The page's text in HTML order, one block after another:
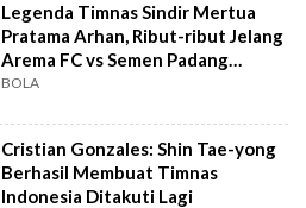
Legenda Timnas Sindir Mertua
Pratama Arhan, Ribut-ribut Jelang
Arema FC vs Semen Padang
Berlanjut
BOLA
Cristian Gonzales: Shin Tae-yong
Berhasil Membuat Timnas
Indonesia Ditakuti Lagi